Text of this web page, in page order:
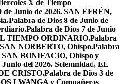
X de Tiempo
de Junio de 2026. SAN EFRÉN,
Palabra de Dios 8 de Junio de
Palabra de Dios 7 de Junio
TIEMPO ORDINARIO.Palabra
NORBERTO, Obispo.Palabra
SAN BONIFACIO, Obispo y
Junio del 2026. Solemnidad, EL
CRISTO.Palabra de Dios 3 de
LWANGA y Compañeros